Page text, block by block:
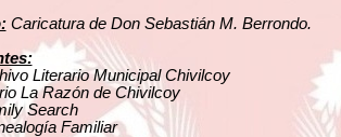
Caricatura de Don Sebastián M. Berrondo.
Literario Municipal Chivilcoy
La Razón de Chivilcoy
Search
Familiar